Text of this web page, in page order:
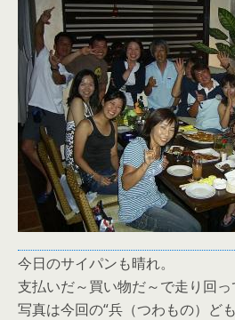
今日のサイパンも晴れ。
支払いだ～買い物だ～で走り回っ
写真は今回の“兵（つわもの）ど